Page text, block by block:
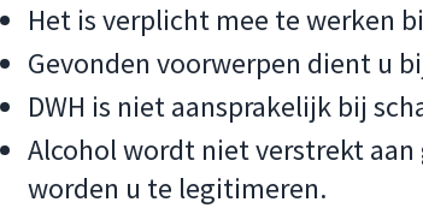
Het is verplicht mee te werken
Gevonden voorwerpen dient u
DWH is niet aansprakelijk bij
Alcohol wordt niet verstrekt aan
worden u te legitimeren.